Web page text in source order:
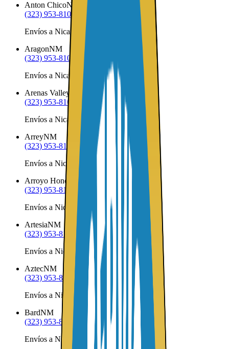
Anton ChicoNM
(323) 953-8100
Envíos a Nicaragua desde Anton Chico
AragonNM
(323) 953-8100
Envíos a Nicaragua desde Aragon
Arenas Valley NM
(323) 953-8100
Envíos a Nicaragua desde Arenas Valley
ArreyNM
(323) 953-8100
Envíos a Nicaragua desde Arrey
Arroyo Hondo
NM
(323) 953-8100
Envíos a Nicaragua desde Arroyo Hondo
ArtesiaNM
(323) 953-8100
Envíos a Nicaragua desde Artesia
AztecNM
(323) 953-8100
Envíos a Nicaragua desde Aztec
BardNM
(323) 953-8100
Envíos a Nicaragua desde Bard